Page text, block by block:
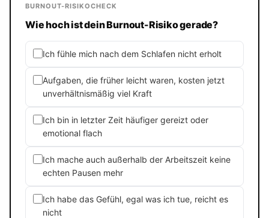
BURNOUT-RISIKOCHECK
Wie hoch ist dein Burnout-Risiko gerade?
Ich fühle mich nach dem Schlafen nicht erholt
Aufgaben, die früher leicht waren, kosten jetzt
unverhältnismäßig viel Kraft
Ich bin in letzter Zeit häufiger gereizt oder
emotional flach
Ich mache auch außerhalb der Arbeitszeit keine
echten Pausen mehr
Ich habe das Gefühl, egal was ich tue, reicht es
nicht